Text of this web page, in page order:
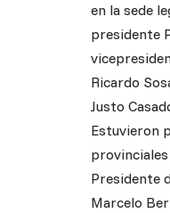
en la sede
presidente
Ricardo
Justo
Estuvieron
Presidente
Marcelo